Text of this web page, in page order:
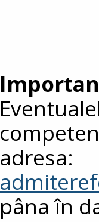
adresa:
pâna în